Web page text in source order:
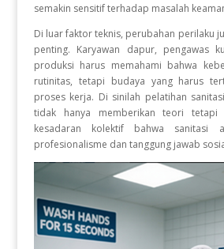
semakin sensitif terhadap masalah
Di luar faktor teknis, perubahan perilaku
penting. Karyawan dapur, pengawas
produksi harus memahami bahwa
rutinitas, tetapi budaya yang harus
proses kerja. Di sinilah pelatihan
tidak hanya memberikan teori tetapi
kesadaran kolektif bahwa sanitasi
profesionalisme dan tanggung jawab